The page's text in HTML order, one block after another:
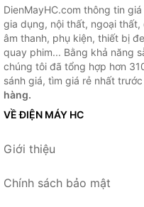
DienMayHC.com thông tin
gia dụng, nội thất, ngoại
âm thanh, phụ kiện, thiết bị
quay phim... Bằng khả năng
chúng tôi đã tổng hợp hơn
sánh giá, tìm giá rẻ nhất
hàng.
VỀ ĐIỆN MÁY HC
Giới thiệu
Chính sách bảo mật